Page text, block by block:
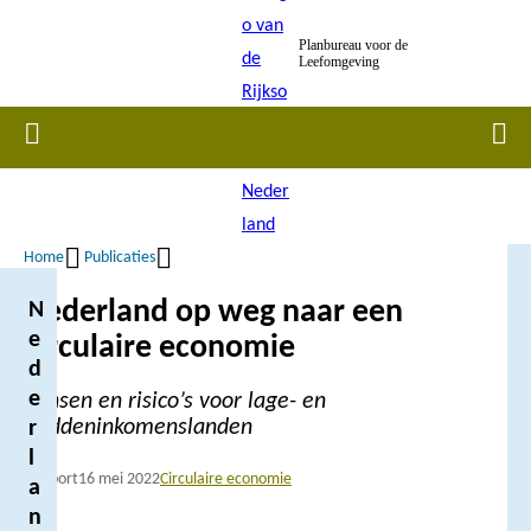
inhoud
Planbureau voor de
Leefomgeving
Home
Kruimelpad
Home Publicaties
Nederland op weg naar een
circulaire economie
Kansen en risico’s voor lage- en
middeninkomenslanden
Rapport16 mei 2022Circulaire economie
N
e
d
e
r
l
a
n